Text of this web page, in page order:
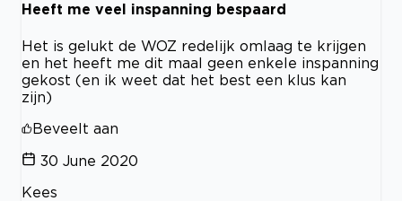
Heeft me veel inspanning bespaard
Het is gelukt de WOZ redelijk omlaag te krijgen
en het heeft me dit maal geen enkele inspanning
gekost (en ik weet dat het best een klus kan
zijn)
Beveelt aan
30 June 2020
Kees